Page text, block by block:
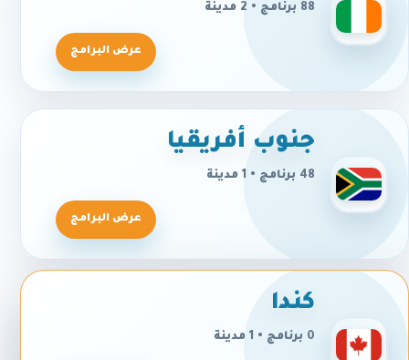
88 برنامج • 2 مدينة
عرض البرامج
جنوب أفريقيا
48 برنامج • 1 مدينة
عرض البرامج
كندا
0 برنامج • 1 مدينة